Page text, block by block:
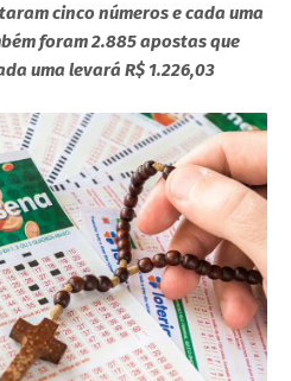
cinco números e cada uma
foram 2.885 apostas que
uma levará R$ 1.226,03